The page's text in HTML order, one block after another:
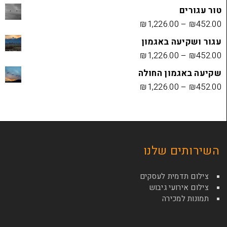
₪1,226.00
באגמון
₪1,226.00
החולה
₪1,226.00
שלנו
לעסקים
גיבוש